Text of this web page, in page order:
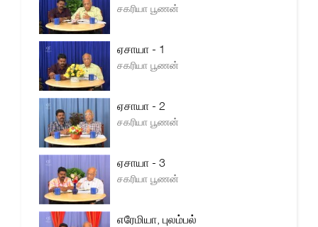
சகரியா பூணன்
ஏசாயா - 1
சகரியா பூணன்
ஏசாயா - 2
சகரியா பூணன்
ஏசாயா - 3
சகரியா பூணன்
எரேமியா, புலம்பல்